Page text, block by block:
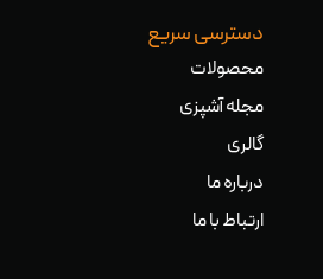
دسترسی سریع
محصولات
مجله آشپزی
گالری
درباره ما
ارتباط با ما